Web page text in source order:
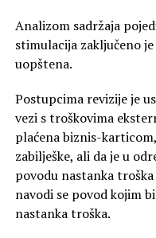
Analizom sadržaja
stimulacija zaključeno
uopštena.
Postupcima revizije je
vezi s troškovima
plaćena biznis-
zabilješke, ali da je u
povodu nastanka
navodi se povod kojim
nastanka troška.